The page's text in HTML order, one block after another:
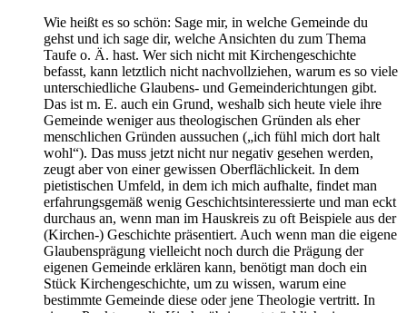
Wie heißt es so schön: Sage mir, in welche Gemeinde du
gehst und ich sage dir, welche Ansichten du zum Thema
Taufe o. Ä. hast. Wer sich nicht mit Kirchengeschichte
befasst, kann letztlich nicht nachvollziehen, warum es so viele
unterschiedliche Glaubens- und Gemeinderichtungen gibt.
Das ist m. E. auch ein Grund, weshalb sich heute viele ihre
Gemeinde weniger aus theologischen Gründen als eher
menschlichen Gründen aussuchen („ich fühl mich dort halt
wohl“). Das muss jetzt nicht nur negativ gesehen werden,
zeugt aber von einer gewissen Oberflächlickeit. In dem
pietistischen Umfeld, in dem ich mich aufhalte, findet man
erfahrungsgemäß wenig Geschichtsinteressierte und man eckt
durchaus an, wenn man im Hauskreis zu oft Beispiele aus der
(Kirchen-) Geschichte präsentiert. Auch wenn man die eigene
Glaubensprägung vielleicht noch durch die Prägung der
eigenen Gemeinde erklären kann, benötigt man doch ein
Stück Kirchengeschichte, um zu wissen, warum eine
bestimmte Gemeinde diese oder jene Theologie vertritt. In